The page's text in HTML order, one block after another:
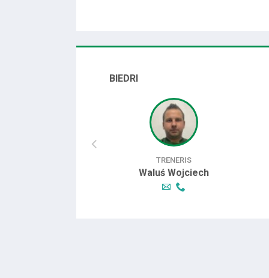
BIEDRI
TRENERIS
Waluś Wojciech